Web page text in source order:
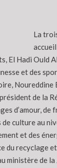
La
El Hadi Ould
et des
Noureddine
de la
d’amour,
de culture au
et des
du recyclage
ministère de